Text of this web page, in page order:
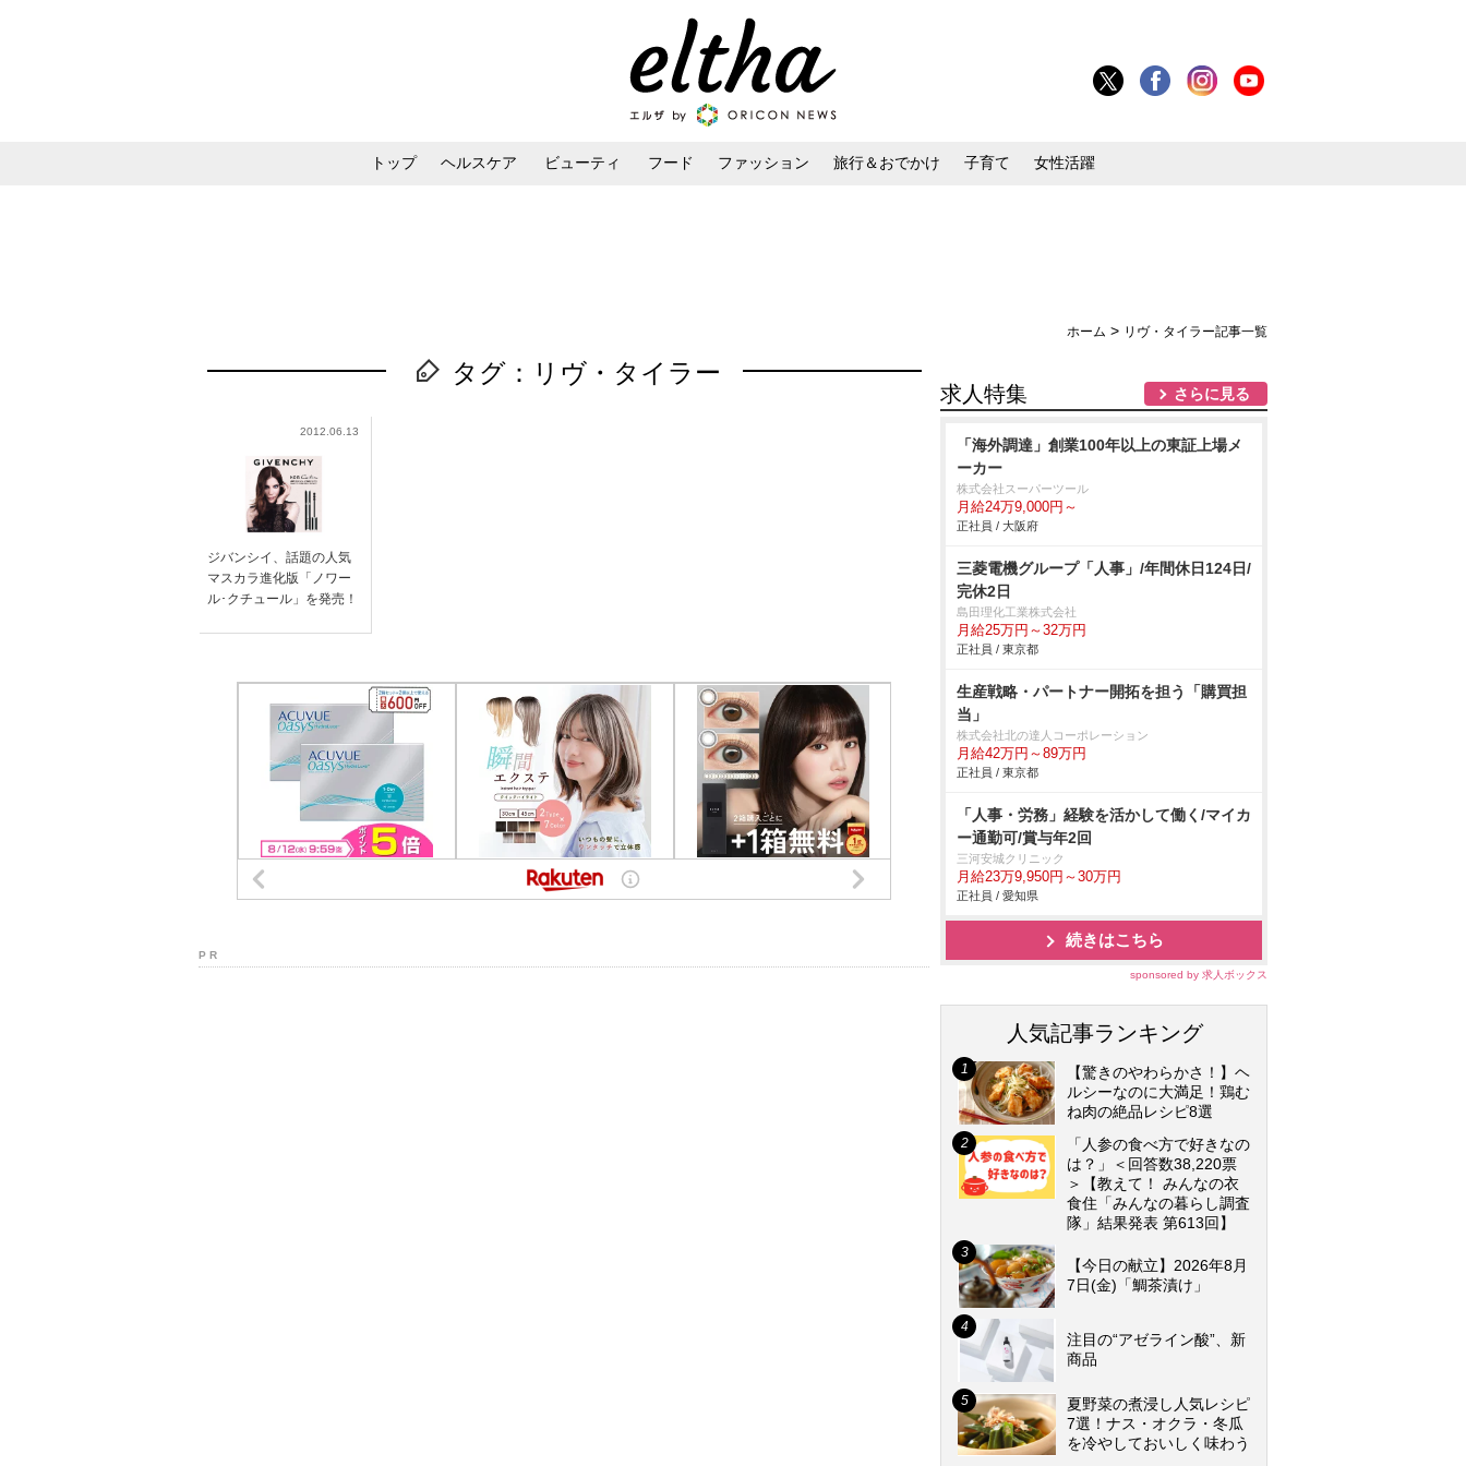
トップ ヘルスケア ビューティ フード ファッション 旅行＆おでかけ 子育て 女性活躍
ホーム > リヴ・タイラー記事一覧
タグ：リヴ・タイラー
2012.06.13
ジバンシイ、話題の人気
マスカラ進化版「ノワー
ル･クチュール」を発売！
P R
求人特集 さらに見る
「海外調達」創業100年以上の東証上場メ
ーカー
株式会社スーパーツール
月給24万9,000円～
正社員 / 大阪府
三菱電機グループ「人事」/年間休日124日/
完休2日
島田理化工業株式会社
月給25万円～32万円
正社員 / 東京都
生産戦略・パートナー開拓を担う「購買担
当」
株式会社北の達人コーポレーション
月給42万円～89万円
正社員 / 東京都
「人事・労務」経験を活かして働く/マイカ
ー通勤可/賞与年2回
三河安城クリニック
月給23万9,950円～30万円
正社員 / 愛知県
続きはこちら
sponsored by 求人ボックス
人気記事ランキング
【驚きのやわらかさ！】ヘ
ルシーなのに大満足！鶏む
ね肉の絶品レシピ8選
「人参の食べ方で好きなの
は？」＜回答数38,220票
＞【教えて！ みんなの衣
食住「みんなの暮らし調査
隊」結果発表 第613回】
【今日の献立】2026年8月
7日(金)「鯛茶漬け」
注目の“アゼライン酸”、新
商品
夏野菜の煮浸し人気レシピ
7選！ナス・オクラ・冬瓜
を冷やしておいしく味わう